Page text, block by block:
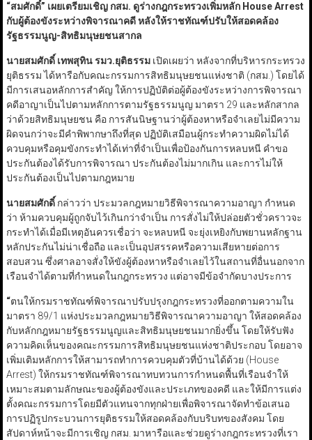
“สมศักดิ์” เผยเตรียมเชิญ กสม. ดูร่างกฎกระทรวงเพิ่มหลัก House Arrest
กับผู้ต้องขังระหว่างพิจารณาคดี หลังให้ราชทัณฑ์ปรับให้สอดคล้อง
รัฐธรรมนูญ-สิทธิมนุษยชนสากล
นายสมศักดิ์ เทพสุทิน รมว.ยุติธรรมเปิดเผยว่า หลังจากที่บริหารกระทรวง
ยุติธรรม ได้หารือกับคณะกรรมการสิทธิมนุษยชนแห่งชาติ (กสม.) โดยได้
มีการเสนอหลักการสำคัญ ให้การปฏิบัติต่อผู้ต้องขังระหว่างการพิจารณา
คดีอาญาเป็นไปตามหลักการตามรัฐธรรมนูญ มาตรา 29 และหลักสากล
ว่าด้วยสิทธิมนุษยชน คือ การสันนิษฐานว่าผู้ต้องหาหรือจำเลยไม่มีความ
ผิดจนกว่าจะมีคำพิพากษาถึงที่สุด ปฏิบัติเสมือนผู้กระทำความผิดไม่ได้
ควบคุมหรือคุมขังกระทำได้เท่าที่จำเป็นเพื่อป้องกันการหลบหนี คำขอ
ประกันต้องได้รับการพิจารณา ประกันต้องไม่มากเกิน และการไม่ให้
ประกันต้องเป็นไปตามกฎหมาย
นายสมศักดิ์กล่าวว่า ประมวลกฎหมายวิธีพิจารณาความอาญา กำหนด
ว่า ห้ามควบคุมผู้ถูกจับไว้เกินกว่าจำเป็น การสั่งไม่ให้ปล่อยตัวชั่วคราวจะ
กระทำได้เมื่อมีเหตุอันควรเชื่อว่า จะหลบหนี จะยุ่งเหยิงกับพยานหลักฐาน
หลักประกันไม่น่าเชื่อถือ และเป็นอุปสรรคหรือความเสียหายต่อการ
สอบสวน ซึ่งศาลอาจสั่งให้ขังผู้ต้องหาหรือจำเลยไว้ในสถานที่อื่นนอกจาก
เรือนจำได้ตามที่กำหนดในกฎกระทรวง แต่อาจมีข้อจำกัดบางประการ
“ตนให้กรมราชทัณฑ์พิจารณาปรับปรุงกฎกระทรวงที่ออกตามความใน
มาตรา 89/1 แห่งประมวลกฎหมายวิธีพิจารณาความอาญา ให้สอดคล้อง
กับหลักกฎหมายรัฐธรรมนูญและสิทธิมนุษยชนมากยิ่งขึ้น โดยให้รับฟัง
ความคิดเห็นของคณะกรรมการสิทธิมนุษยชนแห่งชาติประกอบ โดยอาจ
เพิ่มเติมหลักการให้สามารถทำการควบคุมตัวที่บ้านได้ด้วย (House
Arrest) ให้กรมราชทัณฑ์พิจารณาทบทวนการกำหนดพื้นที่เรือนจำให้
เหมาะสมตามลักษณะของผู้ต้องขังและประเภทของคดี และให้มีการแต่ง
ตั้งคณะกรรมการโดยมีตัวแทนจากทุกฝ่ายเพื่อพิจารณาจัดทำข้อเสนอ
การปฏิรูปกระบวนการยุติธรรมให้สอดคล้องกับบริบทของสังคม โดย
สัปดาห์หน้าจะมีการเชิญ กสม. มาหารือและช่วยดูร่างกฎกระทรวงที่เรา